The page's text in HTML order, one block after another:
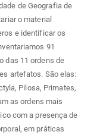
de Geografia de
o material
e identificar os
91
das 11 ordens de
artefatos. São elas:
Pilosa, Primates,
as ordens mais
com a presença de
em práticas